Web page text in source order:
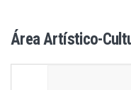
Área Artístico-